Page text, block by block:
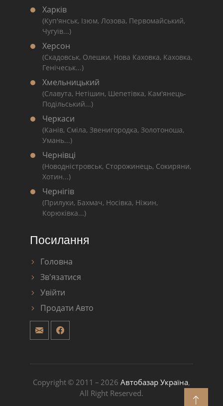
Харків
(Куп'янськ, Ізюм, Лозова, Первомайський,
Чугуїв...)
Херсон
(Скадовськ, Олешки, Нова Каховка, Каховка,
Генічеськ...)
Хмельницький
(Славута, Нетішин, Шепетівка, Кам'янець-
Подільський...)
Черкаси
(Канів, Сміла, Звенигородка, Золотоноша,
Умань...)
Чернівці
(Новодністровськ, Сторожинець, Сокиряни,
Хотин...)
Чернігів
(Прилуки, Бахмач, Носівка, Ніжин,
Корюківка...)
Посилання
Головна
Зв'язатися
Увійти
Продати Авто
Copyright © 2011 – 2026 Автобазар Україна,
All Right Reserved.